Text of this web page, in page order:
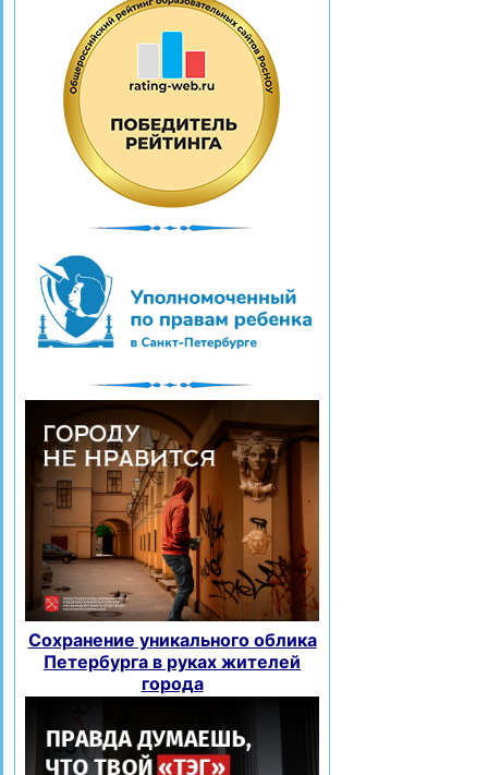
Сохранение уникального облика
Петербурга в руках жителей
города